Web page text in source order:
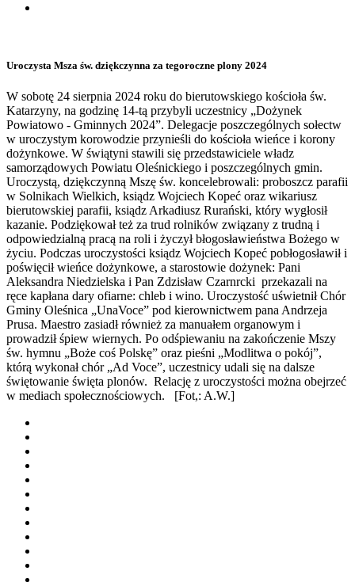
Uroczysta Msza św. dziękczynna za tegoroczne plony 2024
W sobotę 24 sierpnia 2024 roku do bierutowskiego kościoła św.
Katarzyny, na godzinę 14-tą przybyli uczestnicy „Dożynek
Powiatowo - Gminnych 2024”. Delegacje poszczególnych sołectw
w uroczystym korowodzie przynieśli do kościoła wieńce i korony
dożynkowe. W świątyni stawili się przedstawiciele władz
samorządowych Powiatu Oleśnickiego i poszczególnych gmin.
Uroczystą, dziękczynną Mszę św. koncelebrowali: proboszcz parafii
w Solnikach Wielkich, ksiądz Wojciech Kopeć oraz wikariusz
bierutowskiej parafii, ksiądz Arkadiusz Rurański, który wygłosił
kazanie. Podziękował też za trud rolników związany z trudną i
odpowiedzialną pracą na roli i życzył błogosławieństwa Bożego w
życiu. Podczas uroczystości ksiądz Wojciech Kopeć pobłogosławił i
poświęcił wieńce dożynkowe, a starostowie dożynek: Pani
Aleksandra Niedzielska i Pan Zdzisław Czarnrcki przekazali na
ręce kapłana dary ofiarne: chleb i wino. Uroczystość uświetnił Chór
Gminy Oleśnica „UnaVoce” pod kierownictwem pana Andrzeja
Prusa. Maestro zasiadł również za manuałem organowym i
prowadził śpiew wiernych. Po odśpiewaniu na zakończenie Mszy
św. hymnu „Boże coś Polskę” oraz pieśni „Modlitwa o pokój”,
którą wykonał chór „Ad Voce”, uczestnicy udali się na dalsze
świętowanie święta plonów. Relację z uroczystości można obejrzeć
w mediach społecznościowych. [Fot,: A.W.]